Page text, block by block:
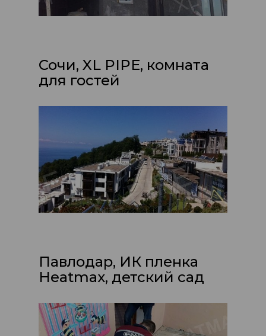
Сочи, XL PIPE, комната
для гостей
Павлодар, ИК пленка
Heatmax, детский сад